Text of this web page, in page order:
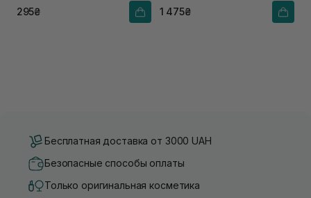
295₴ 1 475₴
Бесплатная доставка от 3000 UAH
Безопасные способы оплаты
Только оригинальная косметика